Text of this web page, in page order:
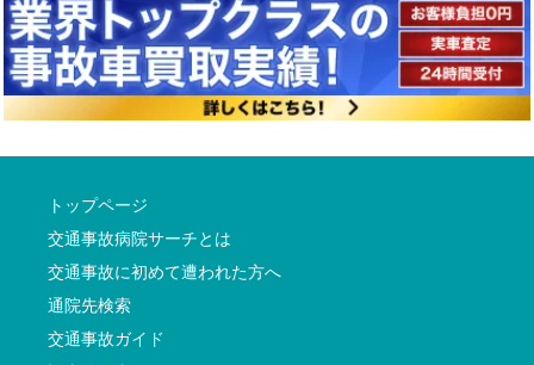
トップページ
交通事故病院サーチとは
交通事故に初めて遭われた方へ
通院先検索
交通事故ガイド